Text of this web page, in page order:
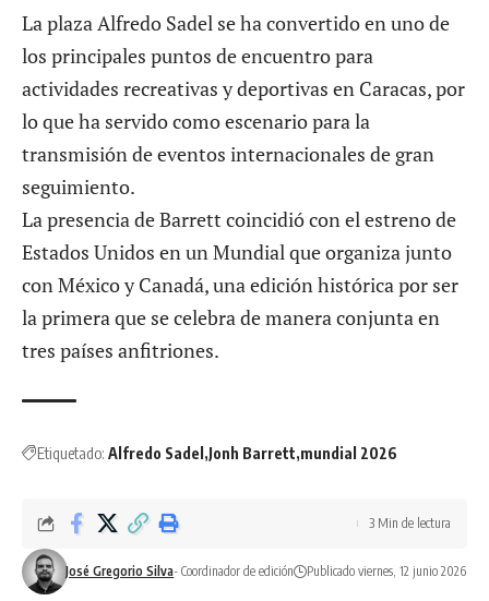
La plaza Alfredo Sadel se ha convertido en uno de
los principales puntos de encuentro para
actividades recreativas y deportivas en Caracas, por
lo que ha servido como escenario para la
transmisión de eventos internacionales de gran
seguimiento.
La presencia de Barrett coincidió con el estreno de
Estados Unidos en un Mundial que organiza junto
con México y Canadá, una edición histórica por ser
la primera que se celebra de manera conjunta en
tres países anfitriones.
Etiquetado: Alfredo Sadel Jonh Barrett mundial 2026
José Gregorio Silva- Coordinador de edición Publicado viernes, 12 junio 2026
3 Min de lectura